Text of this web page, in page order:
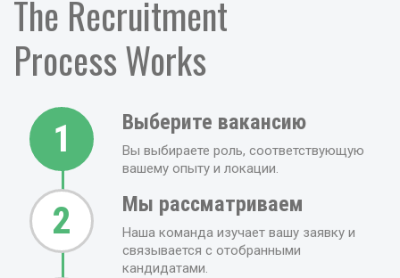
The Recruitment
Process Works
1 Выберите вакансию
Вы выбираете роль, соответствующую
вашему опыту и локации.
2 Мы рассматриваем
Наша команда изучает вашу заявку и
связывается с отобранными
кандидатами.